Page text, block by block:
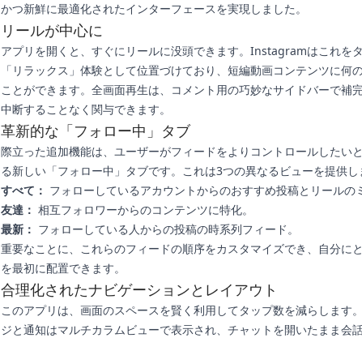
かつ新鮮に最適化されたインターフェースを実現しました。
リールが中心に
アプリを開くと、すぐにリールに没頭できます。Instagramはこれを
「リラックス」体験として位置づけており、短編動画コンテンツに何
ことができます。全画面再生は、コメント用の巧妙なサイドバーで補
中断することなく関与できます。
革新的な「フォロー中」タブ
際立った追加機能は、ユーザーがフィードをよりコントロールしたい
る新しい「フォロー中」タブです。これは3つの異なるビューを提供し
すべて： フォローしているアカウントからのおすすめ投稿とリールの
友達： 相互フォロワーからのコンテンツに特化。
最新： フォローしている人からの投稿の時系列フィード。
重要なことに、これらのフィードの順序をカスタマイズでき、自分に
を最初に配置できます。
合理化されたナビゲーションとレイアウト
このアプリは、画面のスペースを賢く利用してタップ数を減らします
ジと通知はマルチカラムビューで表示され、チャットを開いたまま会